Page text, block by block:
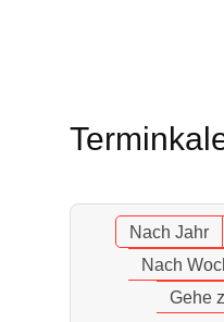
Nach Jahr
Nach
Gehe